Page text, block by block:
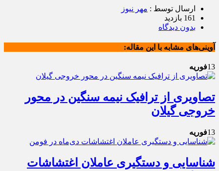
ارسال توسط : مهر نیوز
161 بازدید
بدون دیدگاه
آوینی‌های مشابه با این مقاله:
13فوریه
تصاویری از ترافیک نیمه سنگین در محور
خروجی گیلان
13فوریه
شناسایی و دستگیری عاملان اغتشاشات